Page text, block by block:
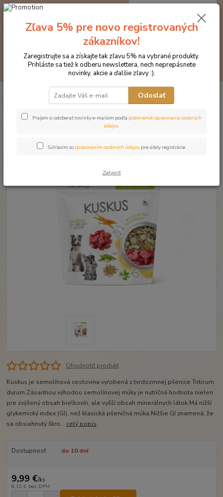
Hľadať
za0 €
Produkty DROMY Psy a mačky Prílohy pre BARF
kuskus so zeleninou 1000 g
Dromy kuskus so zeleninou 1000
Ohodnotiť produkt
Kuskus je semolínová cestovina vyrobená z tvrdozrnnej pšenice Triticum
durum.Zásadnou výhodou semolínovej múky je nutričná hodnota nielen
pre zvýšený obsah bielkovín, ale vyšší obsah minerálnych látok.Má nižší
glykemický index (GI), než klasická pšeničná múka.Nižšie GI znamená, že
sa obsiahnutý škro... celý popis
Dostupnosť do 10 dní
9,99 €/ks
8,12 € bez DPH
Zľava 5% pre novo registrovaných
zákazníkov!
Zaregistrujte sa a získajte tak zľavu 5% na vybrané produkty.
Prihláste sa tiež k odberu newslettera, nech neprepásnete
novinky, akcie a ďalšie zľavy :).
Odoslať
Prajem si odoberať novinky e-mailom podľa podmienok spracovania osobných
údajov.
Súhlasím sospracovaním osobných údajov pre účely registrácie.
Zatvoriť